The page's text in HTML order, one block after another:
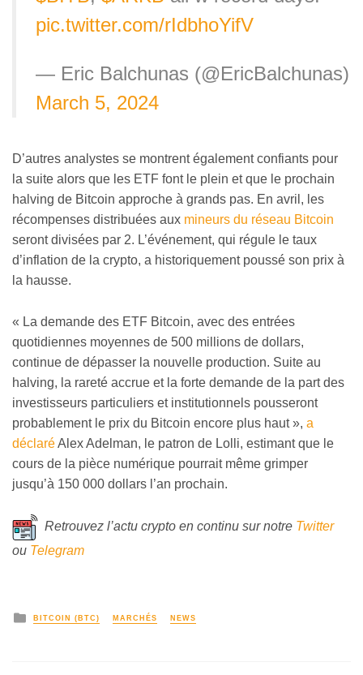
pic.twitter.com/rIdbhoYifV
— Eric Balchunas (@EricBalchunas)
March 5, 2024
D’autres analystes se montrent également confiants pour
la suite alors que les ETF font le plein et que le prochain
halving de Bitcoin approche à grands pas. En avril, les
récompenses distribuées aux mineurs du réseau Bitcoin
seront divisées par 2. L’événement, qui régule le taux
d’inflation de la crypto, a historiquement poussé son prix à
la hausse.
« La demande des ETF Bitcoin, avec des entrées
quotidiennes moyennes de 500 millions de dollars,
continue de dépasser la nouvelle production. Suite au
halving, la rareté accrue et la forte demande de la part des
investisseurs particuliers et institutionnels pousseront
probablement le prix du Bitcoin encore plus haut », a
déclaréAlex Adelman, le patron de Lolli, estimant que le
cours de la pièce numérique pourrait même grimper
jusqu’à 150 000 dollars l’an prochain.
Retrouvez l’actu crypto en continu sur notre Twitter
ou Telegram
BITCOIN (BTC) MARCHÉS NEWS